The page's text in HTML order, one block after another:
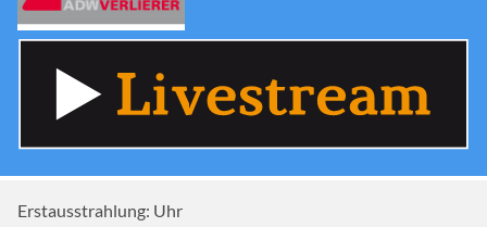
Erstausstrahlung: Uhr